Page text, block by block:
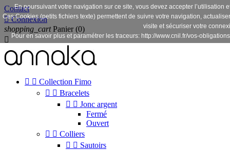
Contact
 Connexion
shopping_cart Panier (0)

  Collection Fimo
  Bracelets
  Jonc argent
Fermé
Ouvert
  Colliers
  Sautoirs
En poursuivant votre navigation sur ce site, vous devez accepter l’utilisation
Ces Cookies (petits fichiers texte) permettent de suivre votre navigation,
visite et sécuriser votre
Pour en savoir plus et paramétrer les traceurs: http://www.cnil.fr/vos-